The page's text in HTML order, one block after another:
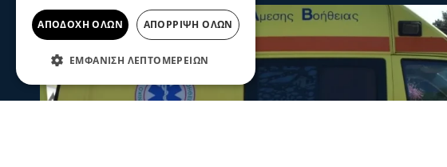
ΑΠΟΔΟΧΉ ΌΛΩΝ ΑΠΌΡΡΙΨΗ ΌΛΩΝ
ΕΜΦΆΝΙΣΗ ΛΕΠΤΟΜΕΡΕΙΏΝ